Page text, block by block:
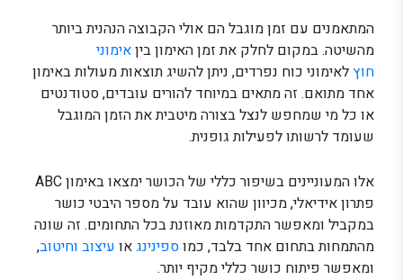
המתאמנים עם זמן מוגבל הם אולי הקבוצה הנהנית ביותר
מהשיטה. במקום לחלק את זמן האימון ביןאימוני
חוץלאימוני כוח נפרדים, ניתן להשיג תוצאות מעולות באימון
אחד מתואם. זה מתאים במיוחד להורים עובדים, סטודנטים
או כל מי שמחפש לנצל בצורה מיטבית את הזמן המוגבל
שעומד לרשותו לפעילות גופנית.
אלו המעוניינים בשיפור כללי של הכושר ימצאו באימון ABC
פתרון אידיאלי, מכיוון שהוא עובד על מספר היבטי כושר
במקביל ומאפשר התקדמות מאוזנת בכל התחומים. זה שונה
מהתמחות בתחום אחד בלבד, כמוספינינגאו עיצוב וחיטוב,
ומאפשר פיתוח כושר כללי מקיף יותר.